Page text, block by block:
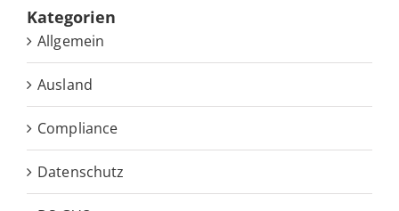
Ka­te­go­rien
Allgemein
Ausland
Compliance
Datenschutz